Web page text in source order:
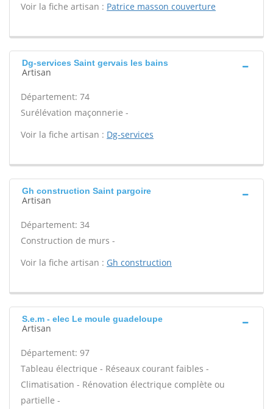
Voir la fiche artisan : Patrice masson couverture
Dg-services Saint gervais les bains
Artisan
Département: 74
Surélévation maçonnerie -
Voir la fiche artisan : Dg-services
Gh construction Saint pargoire
Artisan
Département: 34
Construction de murs -
Voir la fiche artisan : Gh construction
S.e.m - elec Le moule guadeloupe
Artisan
Département: 97
Tableau électrique - Réseaux courant faibles -
Climatisation - Rénovation électrique complète ou
partielle -